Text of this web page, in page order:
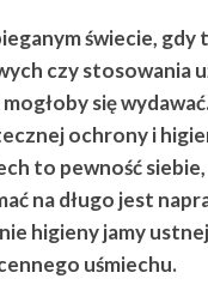
świecie,
czy stosowania
się
ochrony i
to pewność
na długo jest
higieny jamy
uśmiechu.